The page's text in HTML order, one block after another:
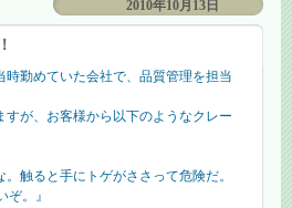
2010年10月13日
時勤めていた会社で、品質管理を担当
すが、お客様から以下のようなクレー
。触ると手にトゲがささって危険だ。
。』